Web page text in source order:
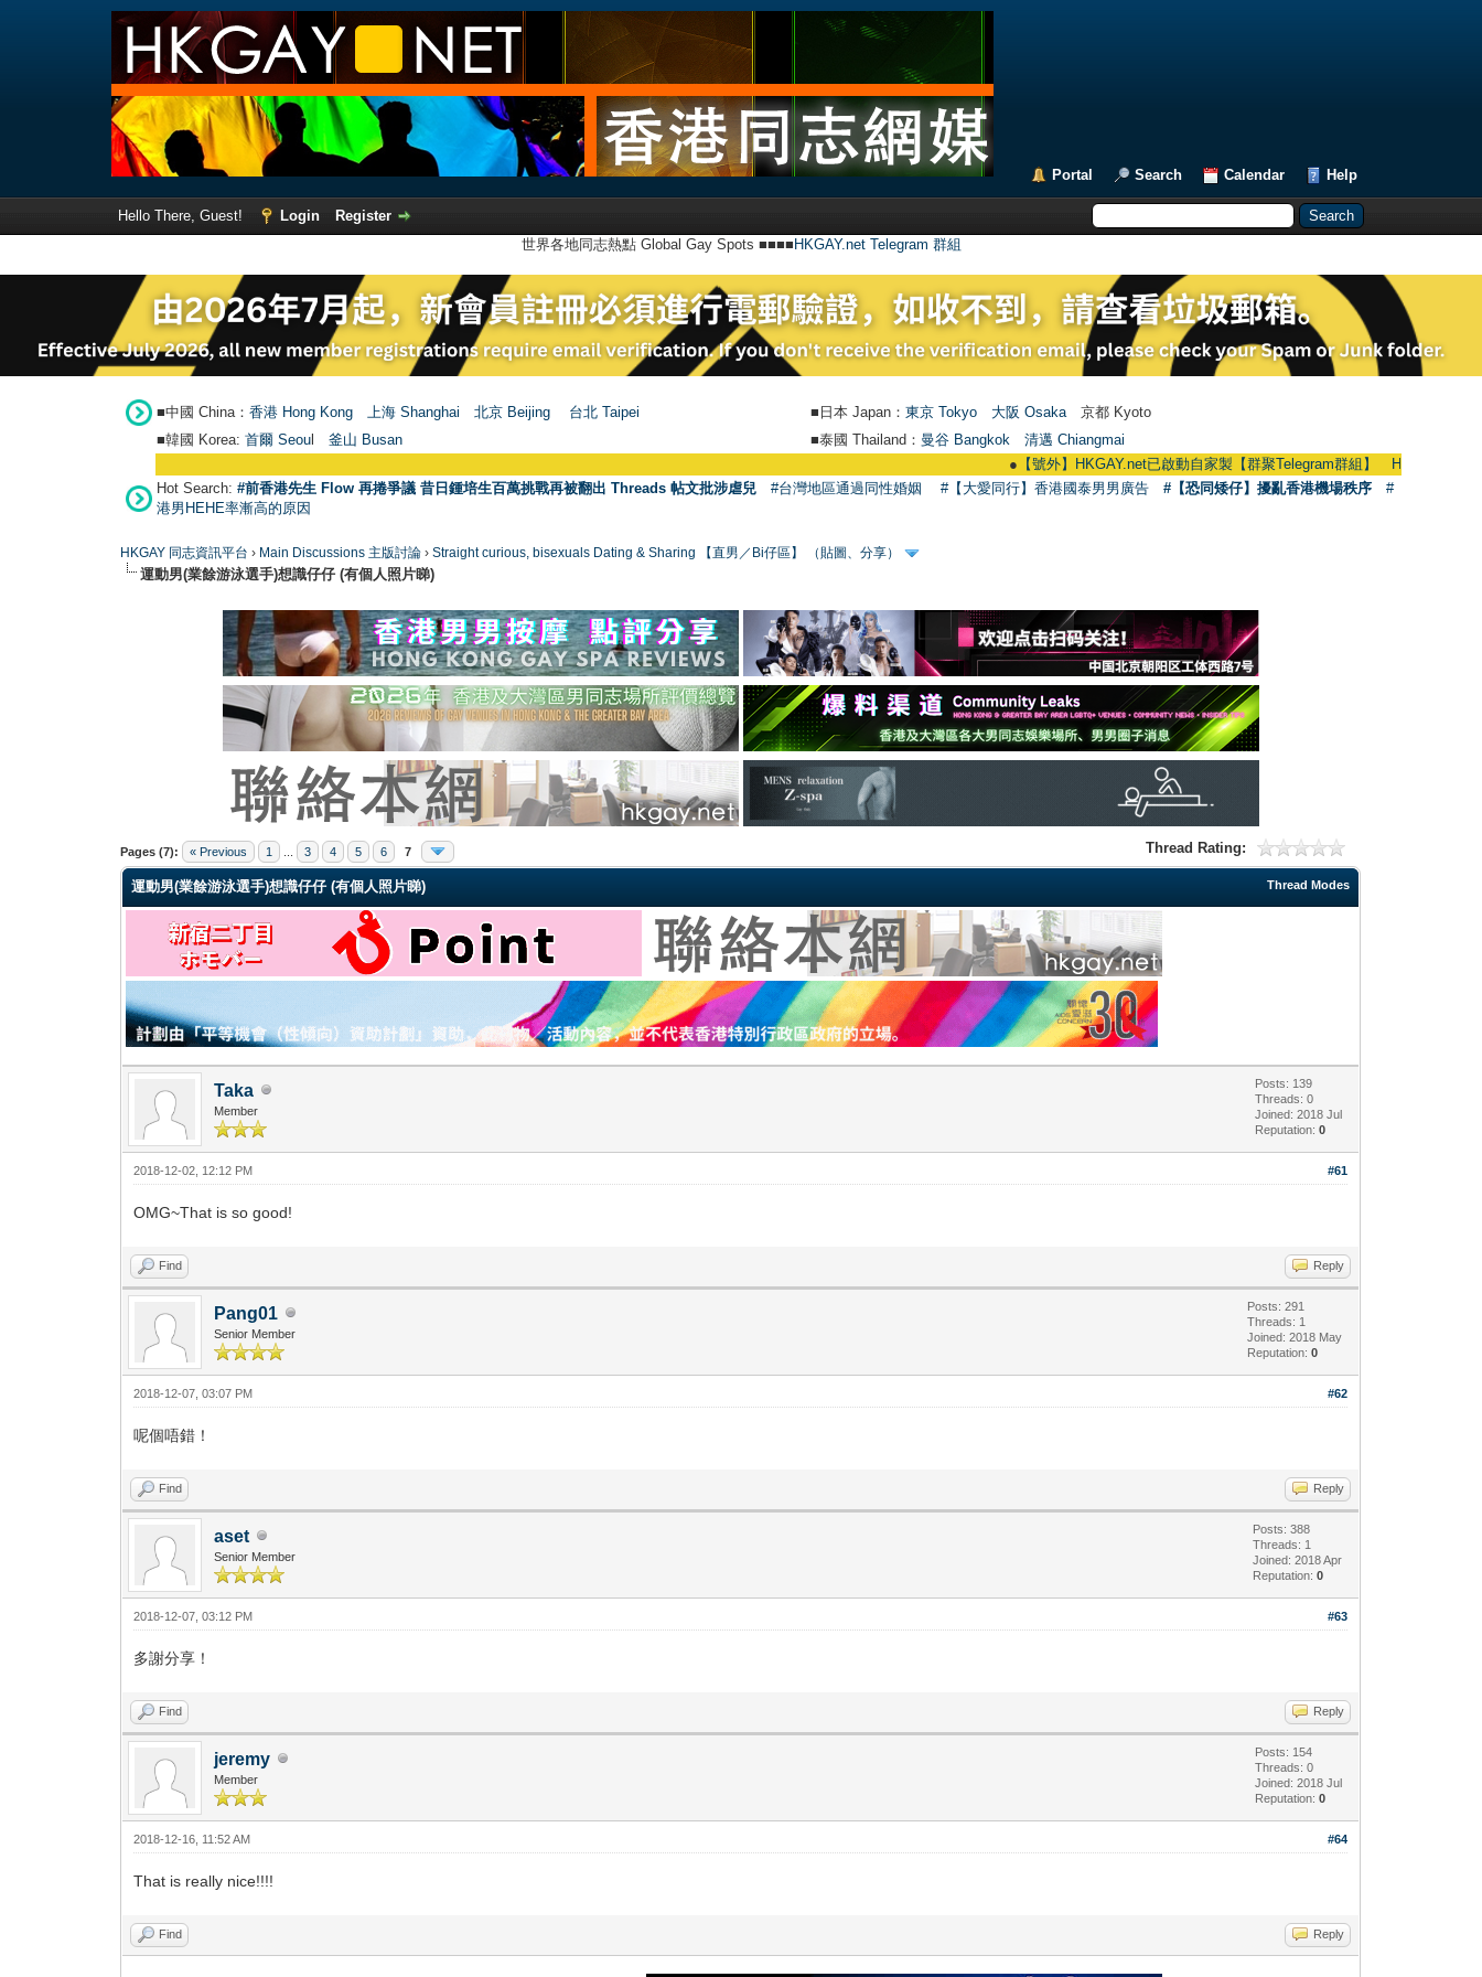
Portal Search Calendar Help
Hello There, Guest! Login
Register
世界各地同志熱點 Global Gay Spots ■■■■ HKGAY.net Telegram 群組
■中國 China： 香港 Hong Kong 上海 Shanghai 北京 Beijing 台北 Taipei ■日本 Japan： 東京 Tokyo 大阪 Osaka 京都 Kyoto
■韓國 Korea: 首爾 Seou 釜山 Busan ■泰國 Thailand： 曼谷 Bangkok
清邁 Chiangmai
【號外】HKGAY.net已啟動自家製【群聚Telegram群組】 HKGAY.net has
Hot Search: #前香港先生 Flow 再捲爭議 昔日鍾培生百萬挑戰再被翻出 Threads 帖文批涉虐兒 #台灣地區通過同性婚姻 #【大愛同行】香港國泰男男廣告 #【恐同矮仔】擾亂香港機場秩序
#
港男HEHE率漸高的原因
HKGAY 同志資訊平台 › Main Discussions 主版討論 ›Straight curious, bisexuals Dating & Sharing 【直男／Bi仔區】 （貼圖、分享）
運動男(業餘游泳選手)想識仔仔 (有個人照片睇)
Pages (7): « Previous 1 3 4 5 6 7 Thread Rating:
0 Vote(s) - 0 Average
1
2
3
4
5
Thread Modes
運動男(業餘游泳選手)想識仔仔 (有個人照片睇)
Taka
Member
Posts: 139
Threads: 0
Joined: 2018 Jul
Reputation:0
#61
2018-12-02, 12:12 PM
OMG~That is so good!
Find Reply
Pang01
Senior Member
Posts: 291
Threads: 1
Joined: 2018 May
Reputation:0
#62
2018-12-07, 03:07 PM
呢個唔錯！
Find Reply
aset
Senior Member
Posts: 388
Threads: 1
Joined: 2018 Apr
Reputation:0
#63
2018-12-07, 03:12 PM
多謝分享！
Find Reply
jeremy
Member
Posts: 154
Threads: 0
Joined: 2018 Jul
Reputation:0
#64
2018-12-16, 11:52 AM
That is really nice!!!!
Find Reply